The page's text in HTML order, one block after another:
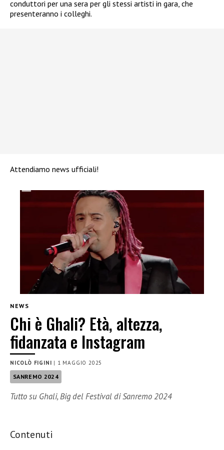
conduttori per una sera per gli stessi artisti in gara, che
presenteranno i colleghi.
Attendiamo news ufficiali!
NEWS
Chi è Ghali? Età, altezza,
fidanzata e Instagram
NICOLÒ FIGINI | 1 MAGGIO 2025
SANREMO 2024
Tutto su Ghali, Big del Festival di Sanremo 2024
Contenuti